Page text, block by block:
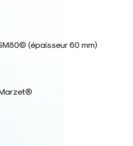
(épaisseur 60 mm)